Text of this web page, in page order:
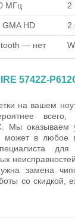
МГц 2
GMA HD
— нет
5742Z-
на вашем
Мы оказываем
может в любое
замена
со скидкой,